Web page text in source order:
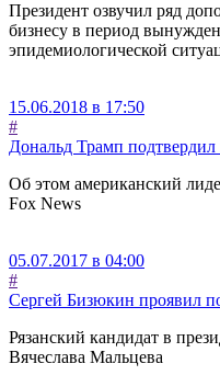
Президент озвучил ряд
бизнесу в период
эпидемиологической
15.06.2018 в 17:50
#
Дональд Трамп
Об этом американский
Fox News
05.07.2017 в 04:00
#
Сергей Бизюкин проявил
Рязанский кандидат в
Вячеслава Мальцева